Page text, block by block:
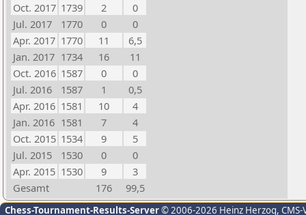
Oct. 2017 1739 2
0
Jul. 2017
1770 0
0
Apr. 2017 1770 11
6,5
Jan. 2017 1734 16
11
Oct. 2016 1587 0
0
Jul. 2016
1587 1
0,5
Apr. 2016 1581 10
4
Jan. 2016 1581 7
4
Oct. 2015 1534 9
5
Jul. 2015
1530 0
0
Apr. 2015 1530 9
3
Gesamt
176 99,5
Chess-Tournament-Results-Server© 2006-2026 Heinz Herzog,